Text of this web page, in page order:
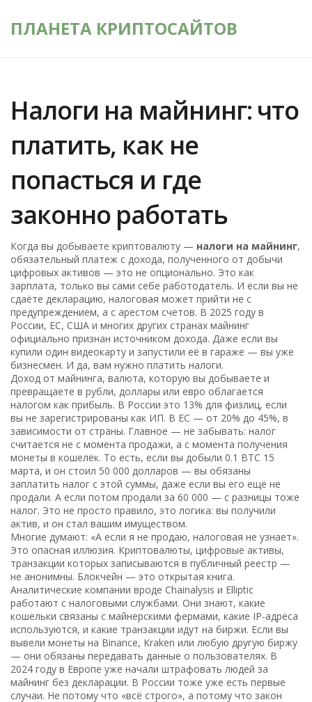
ПЛАНЕТА КРИПТОСАЙТОВ
Налоги на майнинг: что
платить, как не
попасться и где
законно работать
Когда вы добываете криптовалюту — налоги на майнинг,
обязательный платеж с дохода, полученного от добычи
цифровых активов — это не опционально. Это как
зарплата, только вы сами себе работодатель. И если вы не
сдаёте декларацию, налоговая может прийти не с
предупреждением, а с арестом счетов. В 2025 году в
России, ЕС, США и многих других странах майнинг
официально признан источником дохода. Даже если вы
купили один видеокарту и запустили её в гараже — вы уже
бизнесмен. И да, вам нужно платить налоги.
Доход от майнинга,валюта, которую вы добываете и
превращаете в рубли, доллары или евро облагается
налогом как прибыль. В России это 13% для физлиц, если
вы не зарегистрированы как ИП. В ЕС — от 20% до 45%, в
зависимости от страны. Главное — не забывать: налог
считается не с момента продажи, а с момента получения
монеты в кошелёк. То есть, если вы добыли 0.1 BTC 15
марта, и он стоил 50 000 долларов — вы обязаны
заплатить налог с этой суммы, даже если вы его ещё не
продали. А если потом продали за 60 000 — с разницы тоже
налог. Это не просто правило, это логика: вы получили
актив, и он стал вашим имуществом.
Многие думают: «А если я не продаю, налоговая не узнает».
Это опасная иллюзия. Криптовалюты,цифровые активы,
транзакции которых записываются в публичный реестр —
не анонимны. Блокчейн — это открытая книга.
Аналитические компании вроде Chainalysis и Elliptic
работают с налоговыми службами. Они знают, какие
кошельки связаны с майнерскими фермами, какие IP-адреса
используются, и какие транзакции идут на биржи. Если вы
вывели монеты на Binance, Kraken или любую другую биржу
— они обязаны передавать данные о пользователях. В
2024 году в Европе уже начали штрафовать людей за
майнинг без декларации. В России тоже уже есть первые
случаи. Не потому что «всё строго», а потому что закон